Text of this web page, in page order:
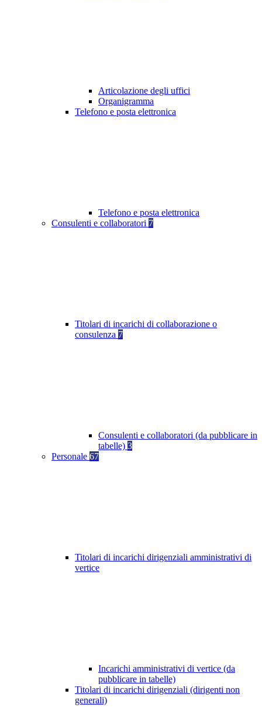
Articolazione degli uffici
Organigramma
Telefono e posta elettronica
Telefono e posta elettronica
Consulenti e collaboratori 7
Titolari di incarichi di collaborazione o
consulenza 7
Consulenti e collaboratori (da pubblicare in
tabelle) 3
Personale 67
Titolari di incarichi dirigenziali amministrativi di
vertice
Incarichi amministrativi di vertice (da
pubblicare in tabelle)
Titolari di incarichi dirigenziali (dirigenti non
generali)